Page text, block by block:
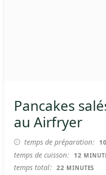
Pancakes
au Airfryer
temps de préparation 10
temps de cuisson 12
temps total 22 MINUTES
MINUTES